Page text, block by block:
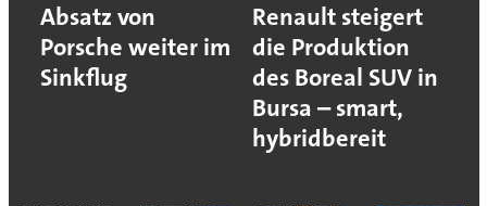
Absatz von
Porsche weiter im
Sinkflug
Renault steigert
die Produktion
des Boreal SUV in
Bursa – smart,
hybridbereit